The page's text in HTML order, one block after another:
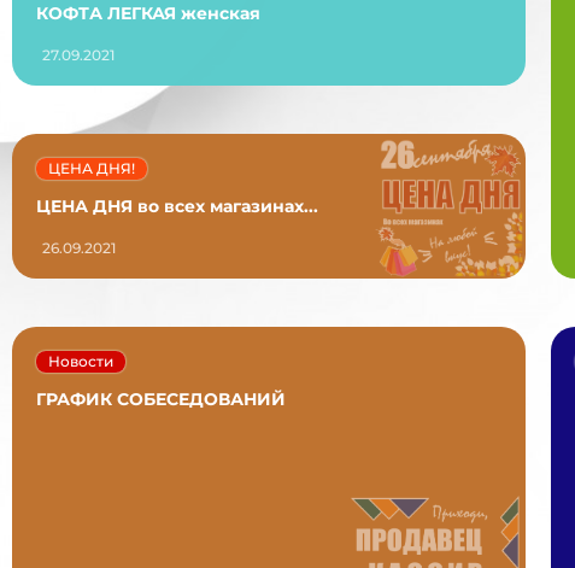
КОФТА ЛЕГКАЯ женская
27.09.2021
ЦЕНА ДНЯ во всех магазинах...
ЦЕНА ДНЯ!
26.09.2021
ГРАФИК СОБЕСЕДОВАНИЙ
Новости